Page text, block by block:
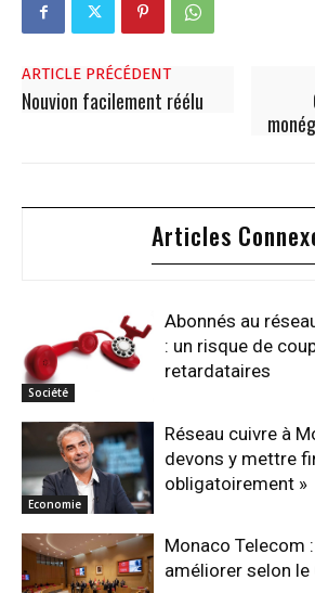
ARTICLE PRÉCÉDENT
Nouvion facilement réélu
Articles
Société
Abonnés au
: un risque de
retardataires
Economie
Réseau cuivre à
devons y mettre
obligatoirement »
Monaco Telecom
améliorer selon